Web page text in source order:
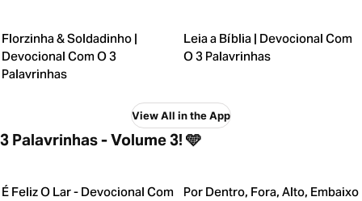
Florzinha & Soldadinho |
Devocional Com O 3
Palavrinhas
Leia a Bíblia | Devocional Com
O 3 Palavrinhas
View All in the App
3 Palavrinhas - Volume 3! 🩵
É Feliz O Lar - Devocional Com
Por Dentro, Fora, Alto, Embaixo